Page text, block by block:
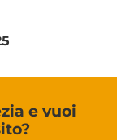
e vuoi